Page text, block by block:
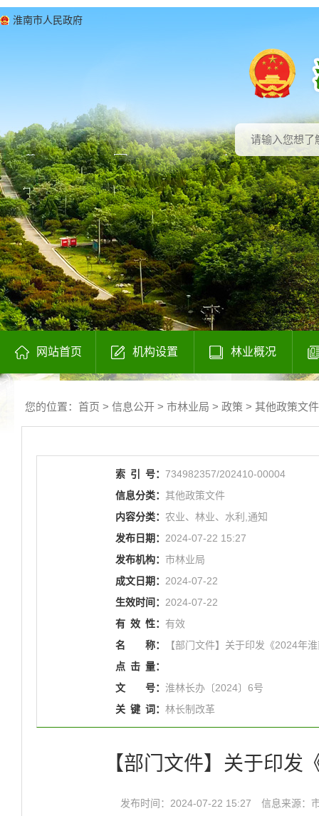
淮南市人民政府
网站首页 机构设置 林业概况
您的位置： 首页 > 信息公开 > 市林业局 > 政策 > 其他政策文件
索 引 号： 734982357/202410-00004
信息分类： 其他政策文件
内容分类： 农业、林业、水利,通知
发布日期： 2024-07-22 15:27
发布机构： 市林业局
成文日期： 2024-07-22
生效时间： 2024-07-22
有 效 性： 有效
名
称：
【部门文件】关于印发《2024年
点 击 量：
文
号： 淮林长办〔2024〕6号
关 键 词： 林长制改革
【部门文件】关于印
发布时间：2024-07-22 15:27 信息来源：